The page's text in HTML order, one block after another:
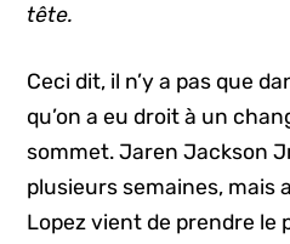
tête.
Ceci dit, il n’y a pas que
qu’on a eu droit à un
sommet. Jaren Jackson
plusieurs semaines, mais
Lopez vient de prendre le